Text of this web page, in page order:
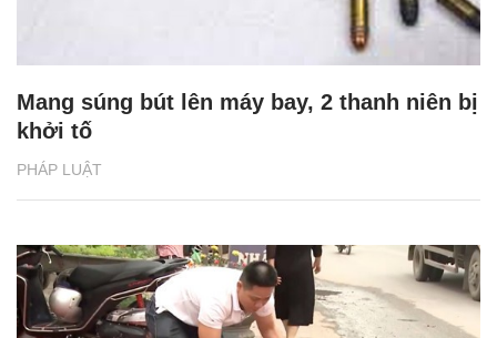
PHÁP LUẬT
Mang súng bút lên máy bay, 2 thanh niên bị
khởi tố